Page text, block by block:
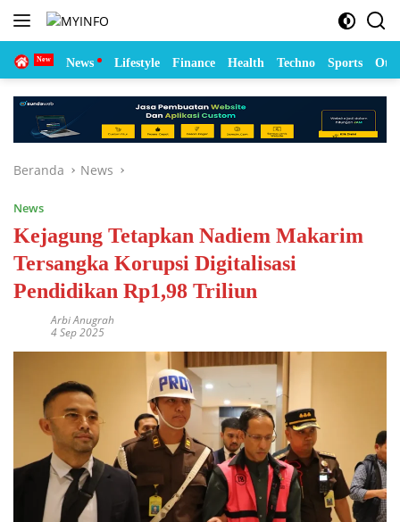
Langsung
Home News Lifestyle Finance Health Techno Sports
Beranda News
News
Kejagung Tetapkan Nadiem Makarim
Tersangka Korupsi Digitalisasi
Pendidikan Rp1,98 Triliun
Arbi Anugrah
4 Sep 2025